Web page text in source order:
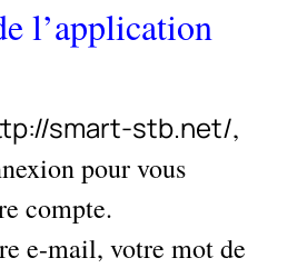
l’application
smart-stb.net/,
pour vous
compte.
e-mail, votre mot de